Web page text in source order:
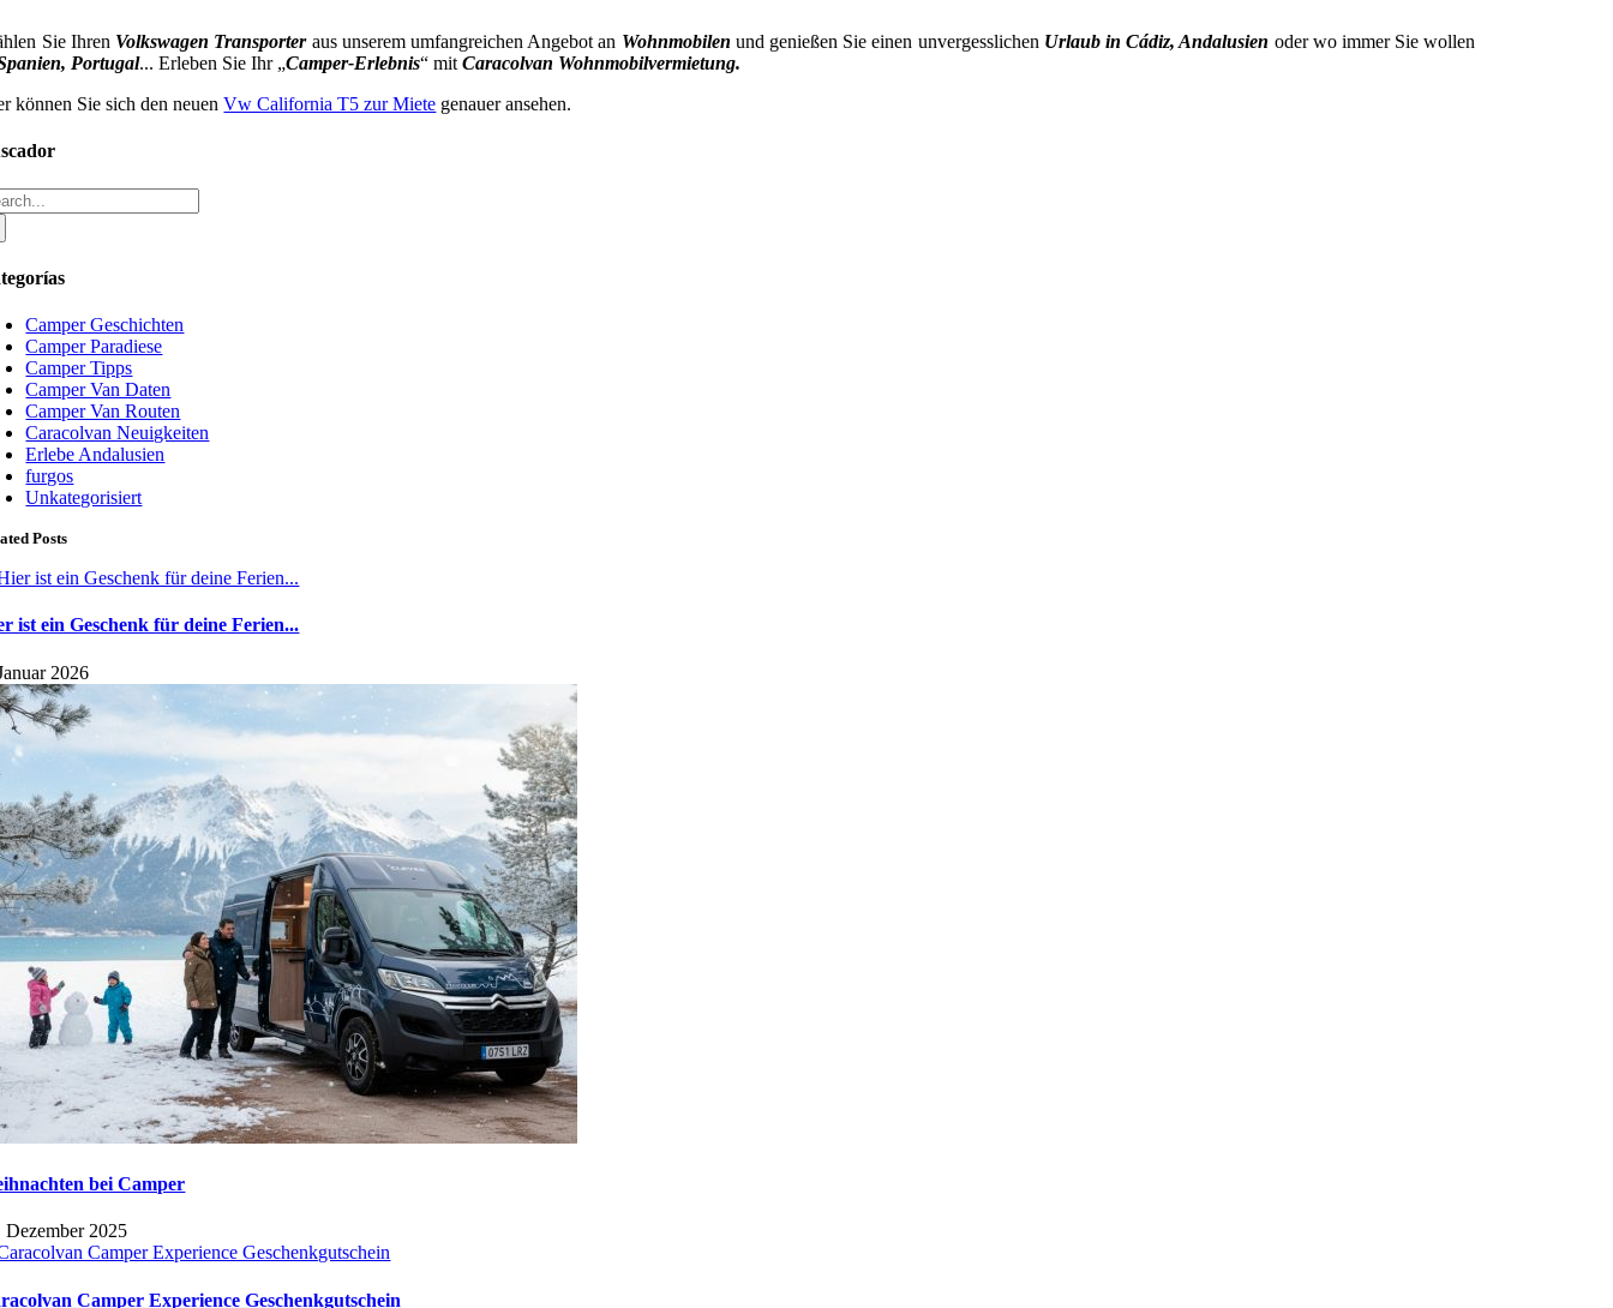
Sie Ihren Volkswagen Transporteraus unserem umfangreichen Angebot an Wohnmobilen und genießen Sie einen unvergesslichen Urlaub in Cádiz, Andalusien oder wo immer Sie wollen
Portugal... Erleben Sie Ihr „Camper-Erlebnis“ mitCaracolvan Wohnmobilvermietung.
können Sie sich den neuenVw California T5 zur Miete genauer ansehen.
Camper Geschichten
Camper Paradiese
Camper Tipps
Camper Van Daten
Camper Van Routen
Caracolvan Neuigkeiten
Erlebe Andalusien
furgos
Unkategorisiert
Posts
ist ein Geschenk für deine Ferien...
2026
bei Camper
Dezember 2025
Camper Experience Geschenkgutschein